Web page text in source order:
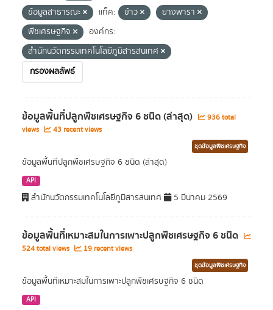
ข้อมูลสาธารณะ
แท็ค: ข้าว
ยางพารา
พืชเศรษฐกิจ
องค์กร:
สำนักนวัตกรรมเทคโนโลยีภูมิสารสนเทศ
กรองผลลัพธ์
ข้อมูลพื้นที่ปลูกพืชเศรษฐกิจ 6 ชนิด (ล่าสุด)
936 total
views
43 recent views
ชุดข้อมูลพืชเศรษฐกิจ
ข้อมูลพื้นที่ปลูกพืชเศรษฐกิจ 6 ชนิด (ล่าสุด)
API
สำนักนวัตกรรมเทคโนโลยีภูมิสารสนเทศ 5 มีนาคม 2569
ข้อมูลพื้นที่เหมาะสมในการเพาะปลูกพืชเศรษฐกิจ 6 ชนิด
524 total views 19 recent views
ชุดข้อมูลพืชเศรษฐกิจ
ข้อมูลพื้นที่เหมาะสมในการเพาะปลูกพืชเศรษฐกิจ 6 ชนิด
API